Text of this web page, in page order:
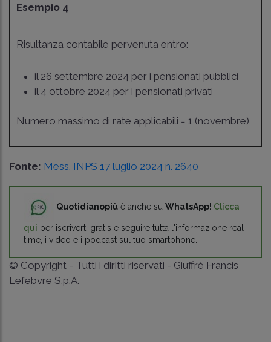
Esempio 4
Risultanza contabile pervenuta entro:
il 26 settembre 2024 per i pensionati pubblici
il 4 ottobre 2024 per i pensionati privati
Numero massimo di rate applicabili = 1 (novembre)
Fonte: Mess. INPS 17 luglio 2024 n. 2640
Quotidianopiù è anche su WhatsApp! Clicca
qui per iscriverti gratis e seguire tutta l'informazione real
time, i video e i podcast sul tuo smartphone.
© Copyright - Tutti i diritti riservati - Giuffrè Francis
Lefebvre S.p.A.